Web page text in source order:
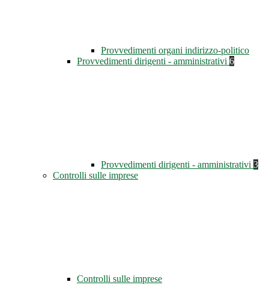
Provvedimenti organi indirizzo-politico
Provvedimenti dirigenti - amministrativi 6
Provvedimenti dirigenti - amministrativi 3
Controlli sulle imprese
Controlli sulle imprese